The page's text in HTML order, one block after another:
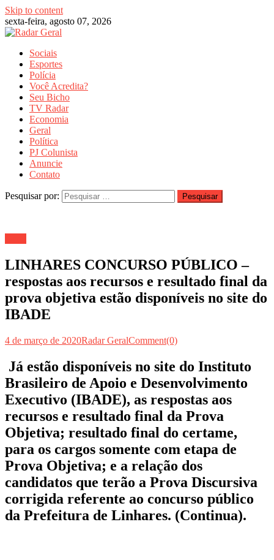
Skip to content
sexta-feira, agosto 07, 2026
Sociais
Esportes
Polícia
Você Acredita?
Seu Bicho
TV Radar
Economia
Geral
Política
PJ Colunista
Anuncie
Contato
Pesquisar por:
LINHARES CONCURSO PÚBLICO –
respostas aos recursos e resultado final da
prova objetiva estão disponíveis no site do
IBADE
4 de março de 2020Radar GeralComment(0)
Já estão disponíveis no site do Instituto
Brasileiro de Apoio e Desenvolvimento
Executivo (IBADE), as respostas aos
recursos e resultado final da Prova
Objetiva; resultado final do certame,
para os cargos somente com etapa de
Prova Objetiva; e a relação dos
candidatos que terão a Prova Discursiva
corrigida referente ao concurso público
da Prefeitura de Linhares. (Continua).